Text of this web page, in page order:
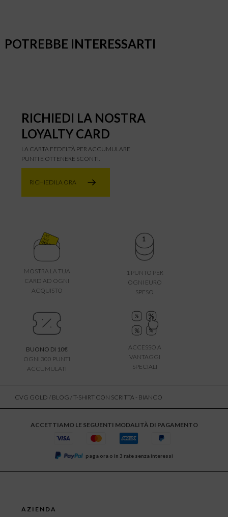
POTREBBE INTERESSARTI
RICHIEDI LA NOSTRA
LOYALTY CARD
LA CARTA FEDELTÀ PER ACCUMULARE
PUNTI E OTTENERE SCONTI.
RICHIEDILA ORA
MOSTRA LA TUA
CARD AD OGNI
ACQUISTO
1 PUNTO PER
OGNI EURO
SPESO
BUONO DI 10€
OGNI 300 PUNTI
ACCUMULATI
ACCESSO A
VANTAGGI
SPECIALI
CVG GOLD / BLOG / T-SHIRT CON SCRITTA - BIANCO
ACCETTIAMO LE SEGUENTI MODALITÀ DI PAGAMENTO
paga ora o in 3 rate senza interessi
AZIENDA